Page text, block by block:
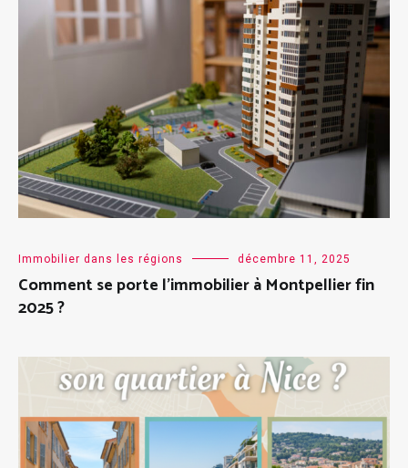
Immobilier dans les régions décembre 11, 2025
Comment se porte l’immobilier à Montpellier fin
2025 ?